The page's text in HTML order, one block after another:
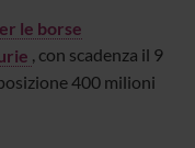
le borse
, con scadenza il 9
400 milioni